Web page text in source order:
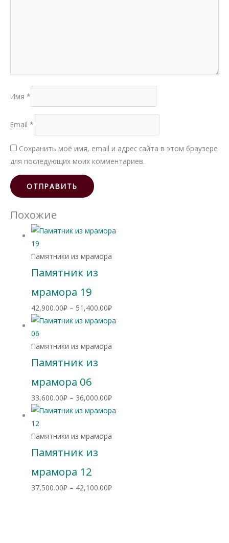
Имя *
Email *
Сохранить моё имя, email и адрес сайта в этом браузере
для последующих моих комментариев.
Похожие
Памятники из мрамора
Памятник из
мрамора 19
42,900.00₽ – 51,400.00₽Диапазон
цен:
Памятники из мрамора
Памятник из
мрамора 06
33,600.00₽ – 36,000.00₽Диапазон
цен:
Памятники из мрамора
Памятник из
мрамора 12
37,500.00₽ – 42,100.00₽Диапазон